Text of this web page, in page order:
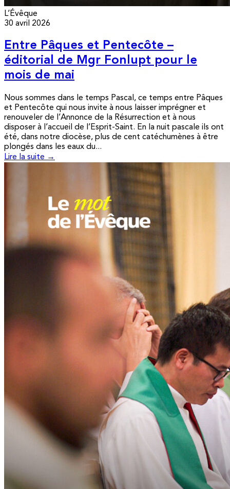
L’Évêque
30 avril 2026
Entre Pâques et Pentecôte –
éditorial de Mgr Fonlupt pour le
mois de mai
Nous sommes dans le temps Pascal, ce temps entre Pâques
et Pentecôte qui nous invite à nous laisser imprégner et
renouveler de l’Annonce de la Résurrection et à nous
disposer à l’accueil de l’Esprit-Saint. En la nuit pascale ils ont
été, dans notre diocèse, plus de cent catéchumènes à être
plongés dans les eaux du...
Lire la suite →